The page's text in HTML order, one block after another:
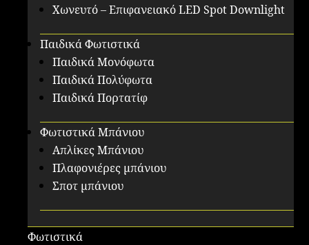
Χωνευτό – Επιφανειακό LED Spot Downlight
Παιδικά Φωτιστικά
Παιδικά Μονόφωτα
Παιδικά Πολύφωτα
Παιδικά Πορτατίφ
Φωτιστικά Μπάνιου
Απλίκες Μπάνιου
Πλαφονιέρες μπάνιου
Σποτ μπάνιου
Φωτιστικά